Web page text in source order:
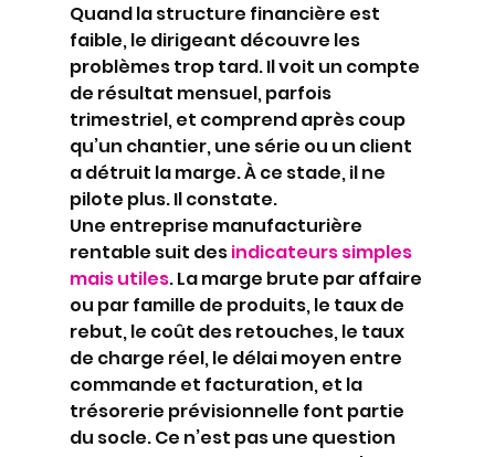
Quand la structure financière est
faible, le dirigeant découvre les
problèmes trop tard. Il voit un compte
de résultat mensuel, parfois
trimestriel, et comprend après coup
qu’un chantier, une série ou un client
a détruit la marge. À ce stade, il ne
pilote plus. Il constate.
Une entreprise manufacturière
rentable suit des indicateurs simples
mais utiles. La marge brute par affaire
ou par famille de produits, le taux de
rebut, le coût des retouches, le taux
de charge réel, le délai moyen entre
commande et facturation, et la
trésorerie prévisionnelle font partie
du socle. Ce n’est pas une question